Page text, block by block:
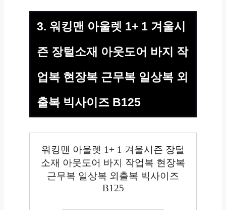
3. 워킹맨 아울렛 1+ 1 겨울시
즌 장털소재 아웃도어 바지 작
업복 현장복 근무복 일상복 외
출복 빅사이즈 B125
워킹맨 아울렛 1+ 1 겨울시즌 장털
소재 아웃도어 바지 작업복 현장복
근무복 일상복 외출복 빅사이즈
B125